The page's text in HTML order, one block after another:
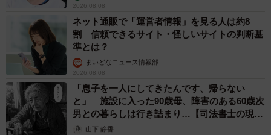
2026.08.08
ネット通販で「運営者情報」を見る人は約8
割 信頼できるサイト・怪しいサイトの判断基
準とは？
まいどなニュース情報部
2026.08.08
「息子を一人にしてきたんです、帰らない
と」 施設に入った90歳母、障害のある60歳次
男との暮らしは行き詰まり…【司法書士の現場
から】山下 静香